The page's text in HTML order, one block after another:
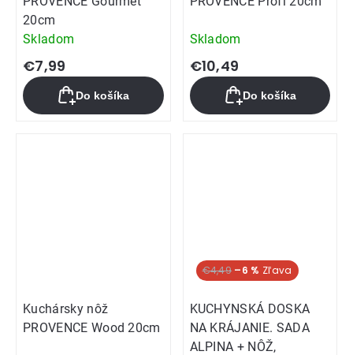
20cm
Skladom
€7,99
Do košíka
Skladom
€10,49
Do košíka
Kuchársky nôž
PROVENCE Wood 20cm
€4,49 –6 %
KUCHYNSKÁ DOSKA
NA KRÁJANIE. SADA
ALPINA + NÔŽ,